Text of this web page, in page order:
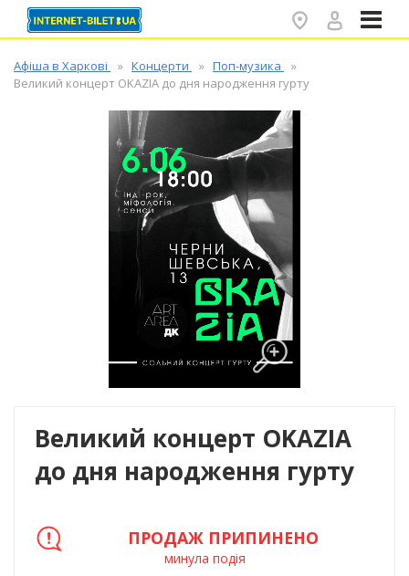
Афіша в Харкові Концерти
Поп-музика
Великий концерт OKAZIA до дня народження гурту
Великий концерт OKAZIA
до дня народження гурту
ПРОДАЖ ПРИПИНЕНО
минула подія